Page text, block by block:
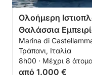
Ολοήμερη
Θαλάσσια
Καταφύγιο
Marina di
Τράπανι, Ιταλία
8h00 · Μέχρι 8
από 1.000 €